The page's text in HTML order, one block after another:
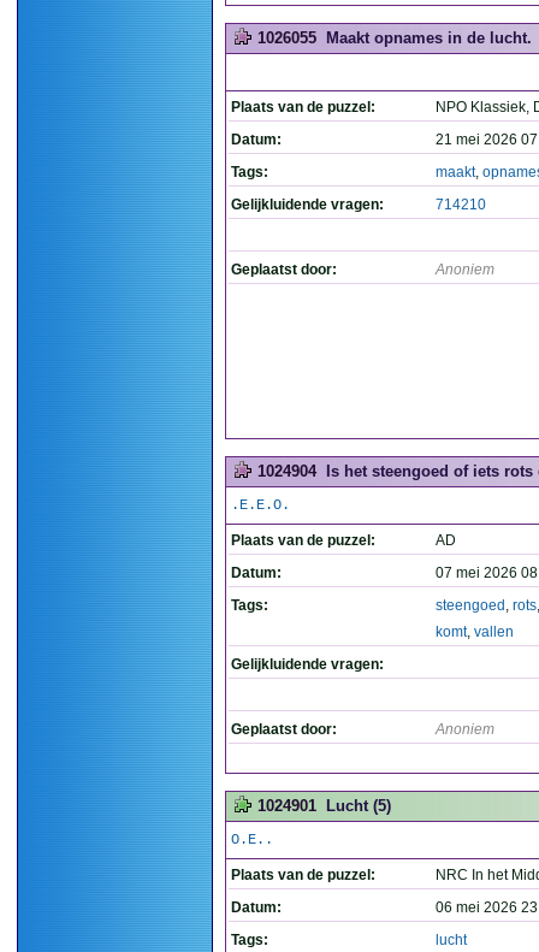
1026055 Maakt opnames in de lucht.
Plaats van de puzzel:
NPO Klassiek,
Datum:
21 mei 2026
Tags:
maakt,
Gelijkluidende vragen:
714210
Geplaatst door: Anoniem
1024904 Is het steengoed of iets
.E.E.O.
Plaats van de puzzel:
AD
Datum:
07 mei 2026
Tags:
steengoed , rots
komt, vallen
Gelijkluidende vragen:
Geplaatst door: Anoniem
1024901 Lucht (5)
O.E..
Plaats van de puzzel:
NRC In het
Datum:
06 mei 2026
Tags:
lucht